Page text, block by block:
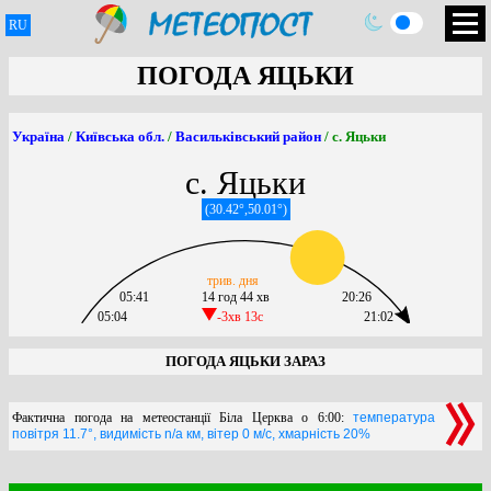
RU
ПОГОДА ЯЦЬКИ
Україна / Київська обл. / Васильківський район / с. Яцьки
с. Яцьки
(30.42°,50.01°)
05:04
05:41
14 год 44 хв
-3хв 13c
трив. дня
21:02
20:26
ПОГОДА ЯЦЬКИ ЗАРАЗ
Фактична погода на метеостанції Біла Церква о 6:00: температура
повітря 11.7°, видимість n/a км, вітер 0 м/с, хмарність 20%